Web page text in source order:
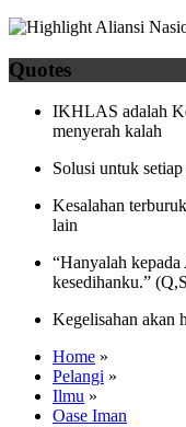
Quotes
IKHLAS adalah
menyerah kalah
Solusi untuk
Kesalahan
lain
“Hanyalah
kesedihanku.”
Kegelisahan akan
Home »
Pelangi »
Ilmu »
Oase Iman